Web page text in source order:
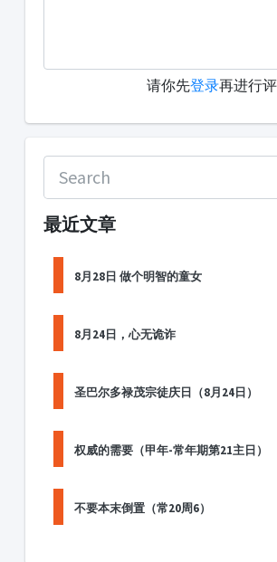
请你先登录再进行评
最近文章
8月28日 做个明智的童女
8月24日，心无诡诈
圣巴尔多禄茂宗徒庆日（8月24日）
权威的需要（甲年-常年期第21主日）
不要本末倒置（常20周6）